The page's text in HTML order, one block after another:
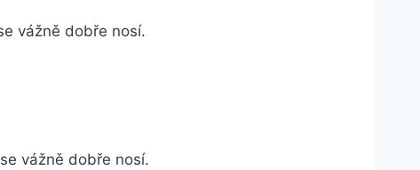
vážně dobře nosí.
vážně dobře nosí.